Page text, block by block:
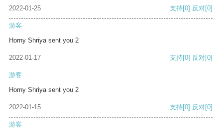
2022-01-25 支持[0] 反对[0]
游客
Horny Shriya sent you 2
2022-01-17 支持[0] 反对[0]
游客
Horny Shriya sent you 2
2022-01-15 支持[0] 反对[0]
游客